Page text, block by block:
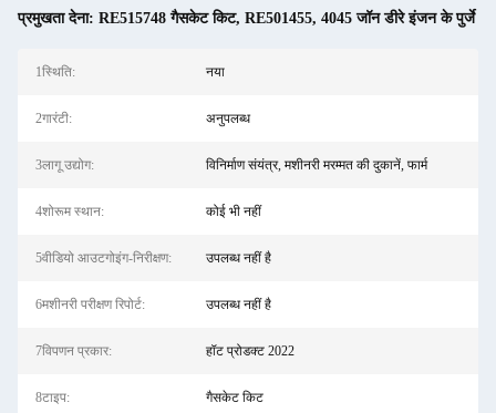
प्रमुखता देना: RE515748 गैसकेट किट, RE501455, 4045 जॉन डीरे इंजन के पुर्जे
1स्थि‍ति: नया
2गारंटी: अनुपलब्ध
3लागू उद्योग: विनिर्माण संयंत्र, मशीनरी मरम्मत की दुकानें, फार्म
4शोरूम स्थान: कोई भी नहीं
5वीडियो आउटगोइंग-निरीक्षण: उपलब्ध नहीं है
6मशीनरी परीक्षण रिपोर्ट: उपलब्ध नहीं है
7विपणन प्रकार: हॉट प्रोडक्ट 2022
8टाइप: गैसकेट किट